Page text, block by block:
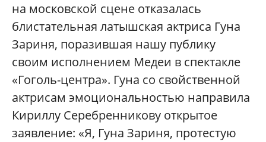
на московской сцене отказалась
блистательная латышская актриса Гуна
Зариня, поразившая нашу публику
своим исполнением Медеи в спектакле
«Гоголь-центра». Гуна со свойственной
актрисам эмоциональностью направила
Кириллу Серебренникову открытое
заявление: «Я, Гуна Зариня, протестую